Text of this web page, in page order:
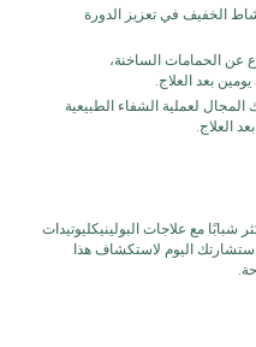
الخفيف في تعزيز الدورة
الحمامات الساخنة،
بعد العلاج.
لعملية الشفاء الطبيعية
مع علاجات البولينيكليوتيدات
اليوم لاستكشاف هذا